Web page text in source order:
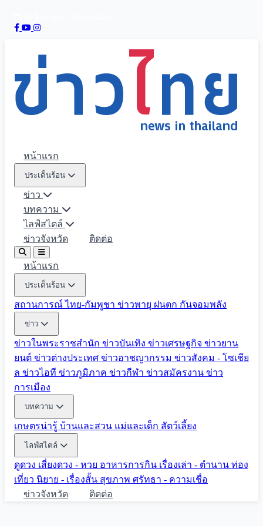
หน้าแรก
ประเด็นร้อน
ข่าว
บทความ
ไลฟ์สไตล์
ข่าวจังหวัด
ติดต่อ
หน้าแรก
ประเด็นร้อน
สถานการณ์ ไทย-กัมพูชา ข่าวพายุ ฝนตก กันจอมพลัง
ข่าว
ข่าวในพระราชสำนัก ข่าวบันเทิง ข่าวเศรษฐกิจ ข่าวยาน
ยนต์ ข่าวต่างประเทศ ข่าวอาชญากรรม ข่าวสังคม - โซเชีย
ล ข่าวไอที ข่าวภูมิภาค ข่าวกีฬา ข่าวสมัครงาน ข่าว
การเมือง
บทความ
เกษตรน่ารู้ บ้านและสวน แม่และเด็ก สัตว์เลี้ยง
ไลฟ์สไตล์
ดูดวง เสี่ยงดวง - หวย อาหารการกิน เรื่องเล่า - ตำนาน ท่อง
เที่ยว นิยาย - เรื่องสั้น สุขภาพ ศรัทธา - ความเชื่อ
ข่าวจังหวัด
ติดต่อ